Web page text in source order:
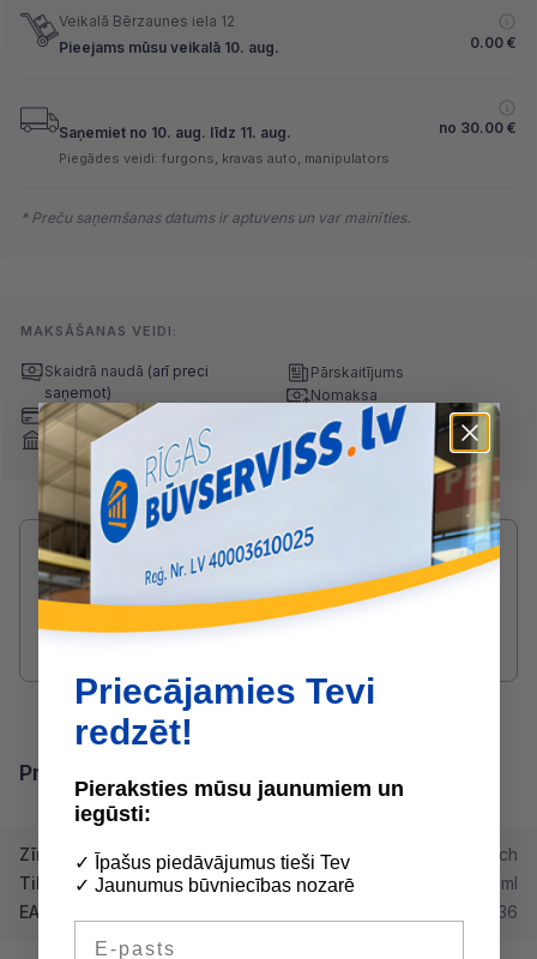
Veikalā Bērzaunes iela 12
Pieejams mūsu veikalā 10. aug.
0.00 €
Saņemiet no 10. aug. līdz 11. aug. no 30.00 €
Piegādes veidi: furgons, kravas auto, manipulators
* Preču saņemšanas datums ir aptuvens un var mainīties.
MAKSĀŠANAS VEIDI:
Skaidrā naudā (arī preci
saņemot)
Maksājumu kartes
Internetbankas
Pārskaitījums
Nomaksa
Radušies jautājumi par produktu?
SAZINIES AR MĀRIS:
2233 5746
maris@buvserviss.lv
Produkta īpašības
Zīmols
Warmotech
Tilpums
600 ml
EAN
2000000092836
Priecājamies Tevi
redzēt!
Pieraksties mūsu jaunumiem un
iegūsti:
✓ Īpašus piedāvājumus tieši Tev
✓ Jaunumus būvniecības nozarē